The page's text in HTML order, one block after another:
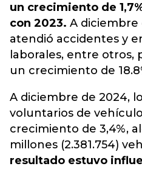
un crecimiento de
con 2023. A diciembre
atendió accidentes y
laborales, entre otros,
un crecimiento de
A diciembre de 2024,
voluntarios de
crecimiento de 3,4%,
millones (2.381.754)
resultado estuvo